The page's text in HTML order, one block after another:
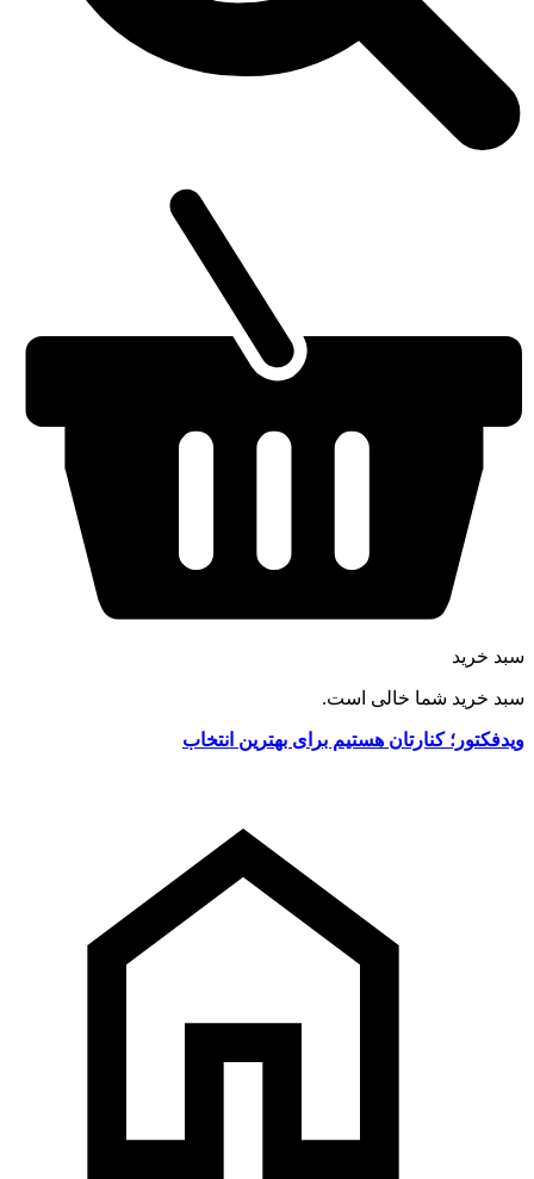
سبد خرید
سبد خرید شما خالی است.
ویدفکتور؛ کنارتان هستیم برای بهترین انتخاب